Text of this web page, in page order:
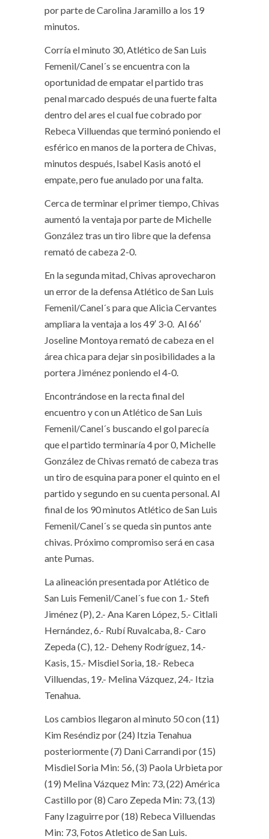
por parte de Carolina Jaramillo a los 19
minutos.
Corría el minuto 30, Atlético de San Luis
Femenil/Canel´s se encuentra con la
oportunidad de empatar el partido tras
penal marcado después de una fuerte falta
dentro del ares el cual fue cobrado por
Rebeca Villuendas que terminó poniendo el
esférico en manos de la portera de Chivas,
minutos después, Isabel Kasis anotó el
empate, pero fue anulado por una falta.
Cerca de terminar el primer tiempo, Chivas
aumentó la ventaja por parte de Michelle
González tras un tiro libre que la defensa
remató de cabeza 2-0.
En la segunda mitad, Chivas aprovecharon
un error de la defensa Atlético de San Luis
Femenil/Canel´s para que Alicia Cervantes
ampliara la ventaja a los 49′ 3-0. Al 66′
Joseline Montoya remató de cabeza en el
área chica para dejar sin posibilidades a la
portera Jiménez poniendo el 4-0.
Encontrándose en la recta final del
encuentro y con un Atlético de San Luis
Femenil/Canel´s buscando el gol parecía
que el partido terminaría 4 por 0, Michelle
González de Chivas remató de cabeza tras
un tiro de esquina para poner el quinto en el
partido y segundo en su cuenta personal. Al
final de los 90 minutos Atlético de San Luis
Femenil/Canel´s se queda sin puntos ante
chivas. Próximo compromiso será en casa
ante Pumas.
La alineación presentada por Atlético de
San Luis Femenil/Canel´s fue con 1.- Stefi
Jiménez (P), 2.- Ana Karen López, 5.- Citlali
Hernández, 6.- Rubí Ruvalcaba, 8.- Caro
Zepeda (C), 12.- Deheny Rodríguez, 14.-
Kasis, 15.- Misdiel Soria, 18.- Rebeca
Villuendas, 19.- Melina Vázquez, 24.- Itzia
Tenahua.
Los cambios llegaron al minuto 50 con (11)
Kim Reséndiz por (24) Itzia Tenahua
posteriormente (7) Dani Carrandi por (15)
Misdiel Soria Min: 56, (3) Paola Urbieta por
(19) Melina Vázquez Min: 73, (22) América
Castillo por (8) Caro Zepeda Min: 73, (13)
Fany Izaguirre por (18) Rebeca Villuendas
Min: 73, Fotos Atletico de San Luis.